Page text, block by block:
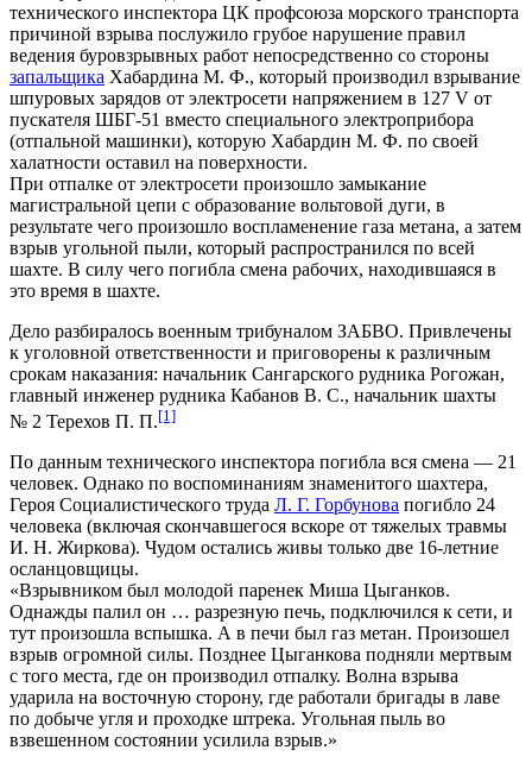
технического инспектора ЦК профсоюза морского транспорта
причиной взрыва послужило грубое нарушение правил
ведения буровзрывных работ непосредственно со стороны
запальщика Хабардина М. Ф., который производил взрывание
шпуровых зарядов от электросети напряжением в 127 V от
пускателя ШБГ-51 вместо специального электроприбора
(отпальной машинки), которую Хабардин М. Ф. по своей
халатности оставил на поверхности.
При отпалке от электросети произошло замыкание
магистральной цепи с образование вольтовой дуги, в
результате чего произошло воспламенение газа метана, а затем
взрыв угольной пыли, который распространился по всей
шахте. В силу чего погибла смена рабочих, находившаяся в
это время в шахте.
Дело разбиралось военным трибуналом ЗАБВО. Привлечены
к уголовной ответственности и приговорены к различным
срокам наказания: начальник Сангарского рудника Рогожан,
главный инженер рудника Кабанов В. С., начальник шахты
№ 2 Терехов П. П.[1]
По данным технического инспектора погибла вся смена — 21
человек. Однако по воспоминаниям знаменитого шахтера,
Героя Социалистического труда Л. Г. Горбунова погибло 24
человека (включая скончавшегося вскоре от тяжелых травмы
И. Н. Жиркова). Чудом остались живы только две 16-летние
осланцовщицы.
«Взрывником был молодой паренек Миша Цыганков.
Однажды палил он … разрезную печь, подключился к сети, и
тут произошла вспышка. А в печи был газ метан. Произошел
взрыв огромной силы. Позднее Цыганкова подняли мертвым
с того места, где он производил отпалку. Волна взрыва
ударила на восточную сторону, где работали бригады в лаве
по добыче угля и проходке штрека. Угольная пыль во
взвешенном состоянии усилила взрыв.»